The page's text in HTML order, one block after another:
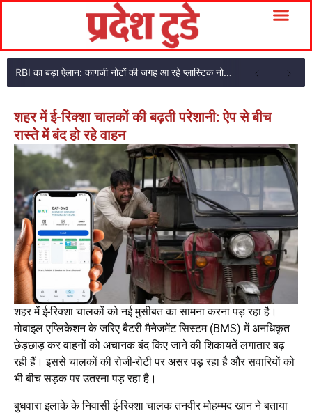
RBI का बड़ा ऐलान: कागजी नोटों की जगह आ रहे प्लास्टिक नोट, ₹10-₹20 के नोट बदल जाएंगे
शहर में ई-रिक्शा चालकों की बढ़ती परेशानी: ऐप से बीच
रास्ते में बंद हो रहे वाहन
शहर में ई-रिक्शा चालकों को नई मुसीबत का सामना करना पड़ रहा है।
मोबाइल एप्लिकेशन के जरिए बैटरी मैनेजमेंट सिस्टम (BMS) में अनधिकृत
छेड़छाड़ कर वाहनों को अचानक बंद किए जाने की शिकायतें लगातार बढ़
रही हैं। इससे चालकों की रोजी-रोटी पर असर पड़ रहा है और सवारियों को
भी बीच सड़क पर उतरना पड़ रहा है।
बुधवारा इलाके के निवासी ई-रिक्शा चालक तनवीर मोहम्मद खान ने बताया